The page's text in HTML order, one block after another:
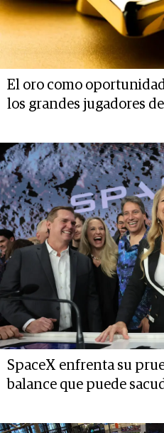
El oro como
los grandes jugadores
SpaceX enfrenta su
balance que puede